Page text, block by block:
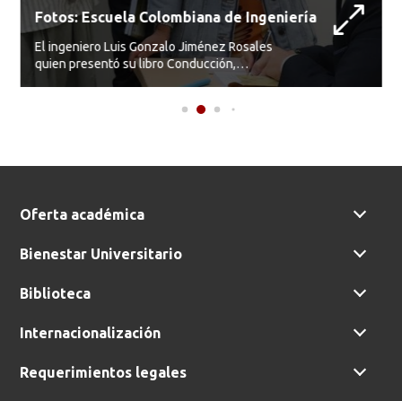
Fotos: Escuela Colombiana de Ingeniería
El ingeniero Luis Gonzalo Jiménez Rosales
quien presentó su libro Conducción,
Negociación y Seducción
Oferta académica
Bienestar Universitario
Biblioteca
Internacionalización
Requerimientos legales